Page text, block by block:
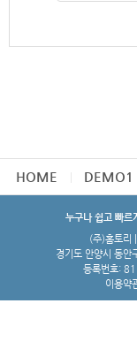
HOME DEMO1
누구나 쉽고 빠르
(주)홈토
경기도 안양시 동
등록번호:
이용약